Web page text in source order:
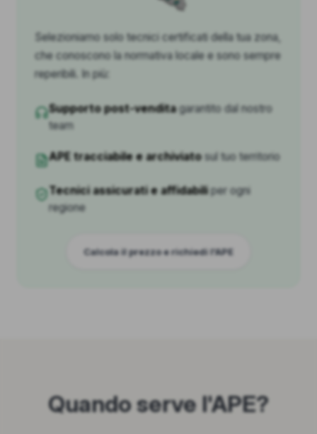
Selezioniamo solo tecnici certificati della tua zona,
che conoscono la normativa locale e sono sempre
reperibili. In più:
Supporto post-venditagarantito dal nostro
team
APE tracciabile e archiviatosul tuo territorio
Tecnici assicurati e affidabiliper ogni
regione
Calcola il prezzo e richiedi l'APE
Quando serve l'APE?